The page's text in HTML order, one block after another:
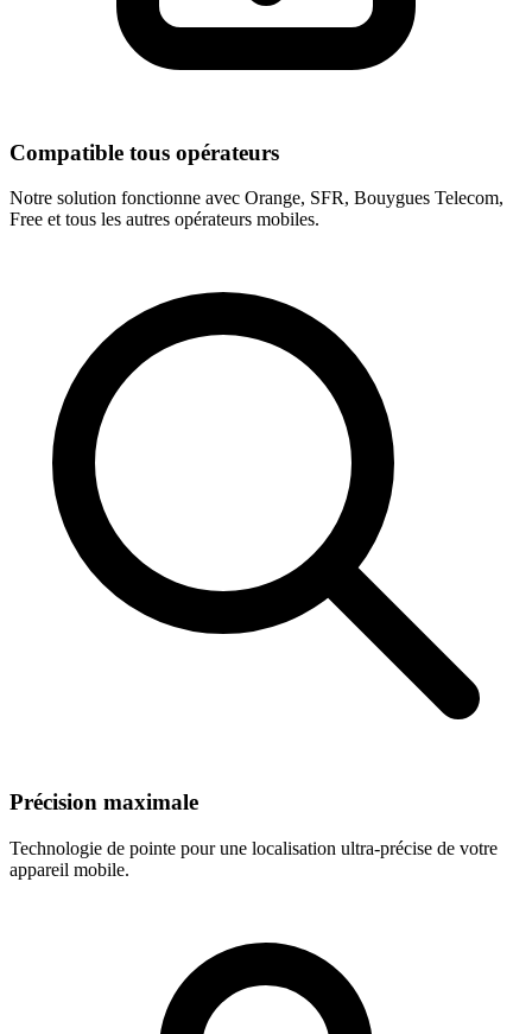
Compatible tous opérateurs
Notre solution fonctionne avec Orange, SFR, Bouygues Telecom,
Free et tous les autres opérateurs mobiles.
Précision maximale
Technologie de pointe pour une localisation ultra-précise de votre
appareil mobile.